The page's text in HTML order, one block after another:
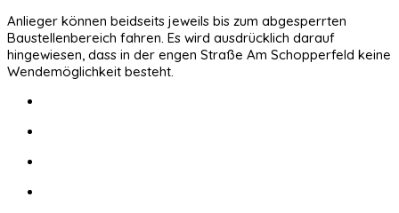
Anlieger können beidseits jeweils bis zum abgesperrten
Baustellenbereich fahren. Es wird ausdrücklich darauf
hingewiesen, dass in der engen Straße Am Schopperfeld keine
Wendemöglichkeit besteht.